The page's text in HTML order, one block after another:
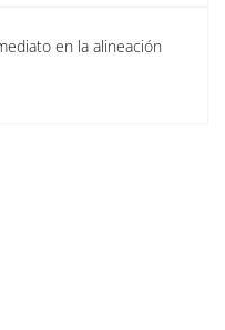
en la alineación